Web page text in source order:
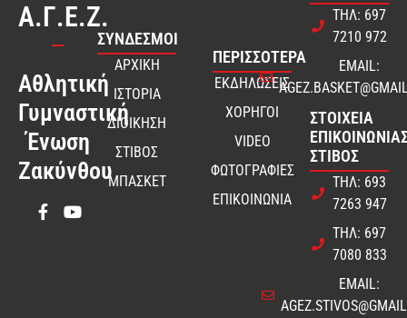
Α.Γ.Ε.Ζ.
Αθλητική
Γυμναστική
Ένωση
Ζακύνθου
ΣΎΝΔΕΣΜΟΙ
ΑΡΧΙΚΗ
ΙΣΤΟΡΙΑ
ΔΙΟΙΚΗΣΗ
ΣΤΙΒΟΣ
ΜΠΑΣΚΕΤ
ΠΕΡΙΣΣΟΤΕΡΑ
ΕΚΔΗΛΩΣΕΙΣ
ΧΟΡΗΓΟΙ
VIDEO
ΦΩΤΟΓΡΑΦΙΕΣ
ΕΠΙΚΟΙΝΩΝΙΑ
ΤΗΛ: 697
7210 972
EMAIL:
ΣΤΟΙΧΕΊΑ
ΣΤΊΒΟΣ
ΤΗΛ: 693
7263 947
ΤΗΛ: 697
7080 833
EMAIL: